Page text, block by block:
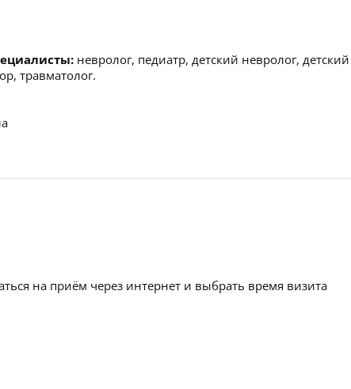
невролог, педиатр, детский невролог, детский
травматолог.
на приём через интернет и выбрать время визита